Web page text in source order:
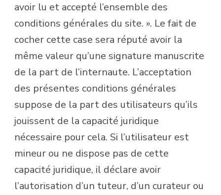
avoir lu et accepté l’ensemble des
conditions générales du site. ». Le fait de
cocher cette case sera réputé avoir la
même valeur qu’une signature manuscrite
de la part de l’internaute. L’acceptation
des présentes conditions générales
suppose de la part des utilisateurs qu’ils
jouissent de la capacité juridique
nécessaire pour cela. Si l’utilisateur est
mineur ou ne dispose pas de cette
capacité juridique, il déclare avoir
l’autorisation d’un tuteur, d’un curateur ou